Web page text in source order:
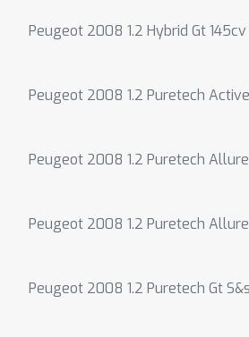
Peugeot 2008 1.2 Hybrid Gt
Peugeot 2008 1.2 Puretech
Peugeot 2008 1.2 Puretech
Peugeot 2008 1.2 Puretech
Peugeot 2008 1.2 Puretech Gt